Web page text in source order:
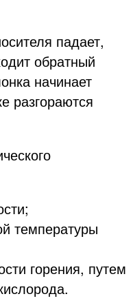
падает,
обратный
начинает
разгораются
температуры
горения, путем